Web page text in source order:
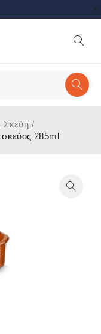
Σκεύη /
285ml